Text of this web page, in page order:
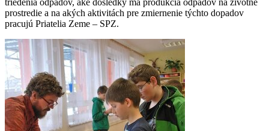
prostredie a na akých aktivitách pre zmiernenie týchto dopadov
pracujú Priatelia Zeme – SPZ.